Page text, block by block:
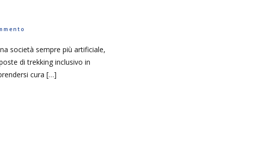
società sempre più artificiale,
di trekking inclusivo in
cura […]